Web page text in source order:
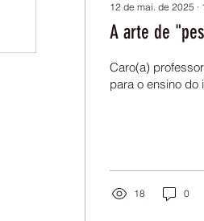
12 de mai. de 2025 ∙
A arte de
Caro(a)
para o ensino
18 0